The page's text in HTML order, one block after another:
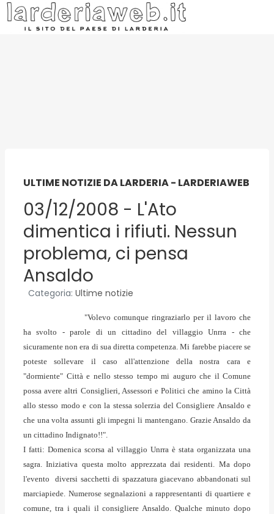
ULTIME NOTIZIE DA LARDERIA - LARDERIAWEB
03/12/2008 - L'Ato
dimentica i rifiuti. Nessun
problema, ci pensa
Ansaldo
Categoria: Ultime notizie
"Volevo comunque ringraziarlo per il lavoro che
ha svolto - parole di un cittadino del villaggio Unrra - che
sicuramente non era di sua diretta competenza. Mi farebbe piacere se
poteste sollevare il caso all'attenzione della nostra cara e
"dormiente" Città e nello stesso tempo mi auguro che il Comune
possa avere altri Consiglieri, Assessori e Politici che amino la Città
allo stesso modo e con la stessa solerzia del Consigliere Ansaldo e
che una volta assunti gli impegni li mantengano. Grazie Ansaldo da
un cittadino Indignato!!".
I fatti: Domenica scorsa al villaggio Unrra è stata organizzata una
sagra. Iniziativa questa molto apprezzata dai residenti. Ma dopo
l'evento diversi sacchetti di spazzatura giacevano abbandonati sul
marciapiede. Numerose segnalazioni a rappresentanti di quartiere e
comune, tra i quali il consigliere Ansaldo. Qualche minuto dopo